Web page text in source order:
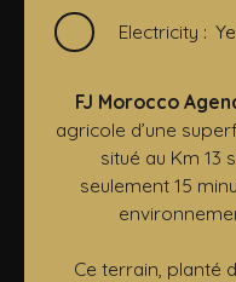
Electricity :
FJ Morocco
agricole d’une
situé au Km 13
seulement 15
Ce terrain, planté